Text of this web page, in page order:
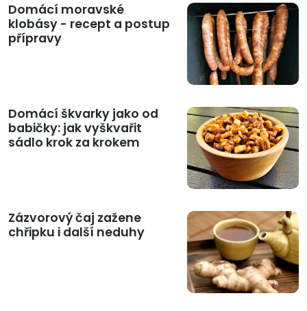
Domácí moravské
klobásy - recept a postup
přípravy
Domácí škvarky jako od
babičky: jak vyškvařit
sádlo krok za krokem
Zázvorový čaj zažene
chřipku i další neduhy